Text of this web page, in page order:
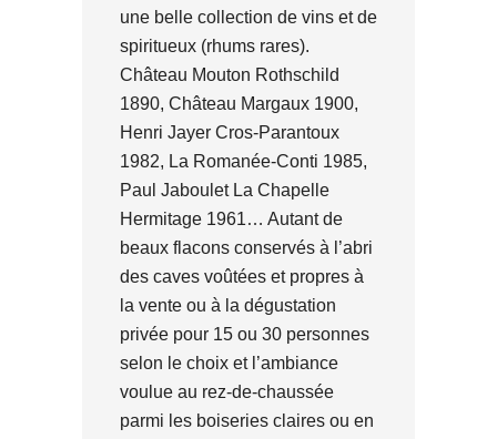
une belle collection de vins et de
spiritueux (rhums rares).
Château Mouton Rothschild
1890, Château Margaux 1900,
Henri Jayer Cros-Parantoux
1982, La Romanée-Conti 1985,
Paul Jaboulet La Chapelle
Hermitage 1961… Autant de
beaux flacons conservés à l’abri
des caves voûtées et propres à
la vente ou à la dégustation
privée pour 15 ou 30 personnes
selon le choix et l’ambiance
voulue au rez-de-chaussée
parmi les boiseries claires ou en